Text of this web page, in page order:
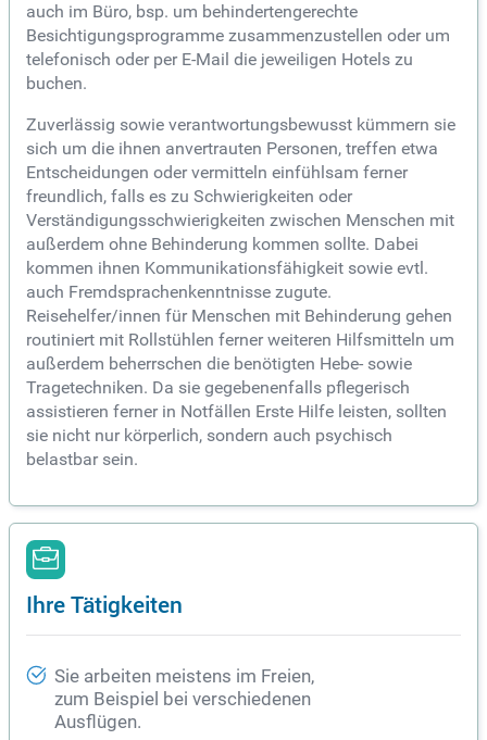
auch im Büro, bsp. um behindertengerechte
Besichtigungsprogramme zusammenzustellen oder um
telefonisch oder per E-Mail die jeweiligen Hotels zu
buchen.
Zuverlässig sowie verantwortungsbewusst kümmern sie
sich um die ihnen anvertrauten Personen, treffen etwa
Entscheidungen oder vermitteln einfühlsam ferner
freundlich, falls es zu Schwierigkeiten oder
Verständigungsschwierigkeiten zwischen Menschen mit
außerdem ohne Behinderung kommen sollte. Dabei
kommen ihnen Kommunikationsfähigkeit sowie evtl.
auch Fremdsprachenkenntnisse zugute.
Reisehelfer/innen für Menschen mit Behinderung gehen
routiniert mit Rollstühlen ferner weiteren Hilfsmitteln um
außerdem beherrschen die benötigten Hebe- sowie
Tragetechniken. Da sie gegebenenfalls pflegerisch
assistieren ferner in Notfällen Erste Hilfe leisten, sollten
sie nicht nur körperlich, sondern auch psychisch
belastbar sein.
Ihre Tätigkeiten
Sie arbeiten meistens im Freien,
zum Beispiel bei verschiedenen
Ausflügen.